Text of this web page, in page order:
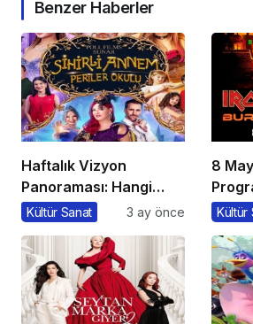
Benzer Haberler
Haftalık Vizyon
Panoraması: Hangi
Filmi İzlemeli?
Kültür Sanat 3 ay önce
8
Kültür